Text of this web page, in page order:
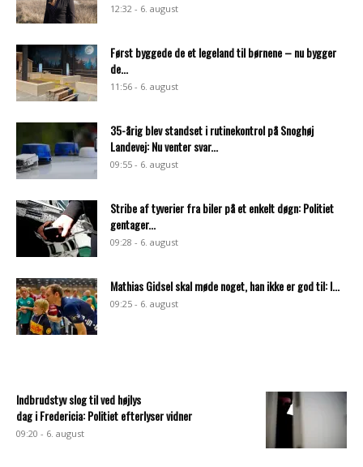
12:32 - 6. august
Først byggede de et legeland til børnene – nu bygger
de...
11:56 - 6. august
35-årig blev standset i rutinekontrol på Snoghøj
Landevej: Nu venter svar...
09:55 - 6. august
Stribe af tyverier fra biler på et enkelt døgn: Politiet
gentager...
09:28 - 6. august
Mathias Gidsel skal møde noget, han ikke er god til: I...
09:25 - 6. august
Indbrudstyv slog til ved højlys
dag i Fredericia: Politiet efterlyser vidner
09:20 - 6. august